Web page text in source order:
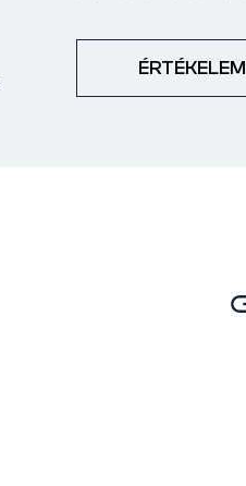
ÉRTÉKELEM